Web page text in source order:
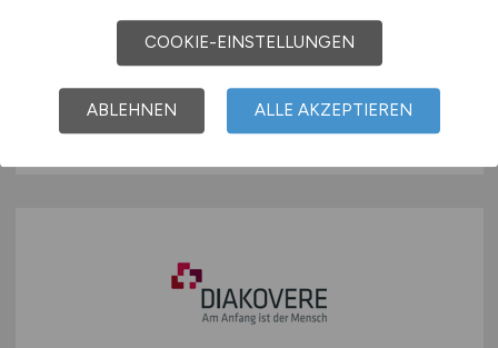
Asklepios MVZ Nord GmbH
Hamburg
COOKIE-EINSTELLUNGEN
ABLEHNEN ALLE AKZEPTIEREN